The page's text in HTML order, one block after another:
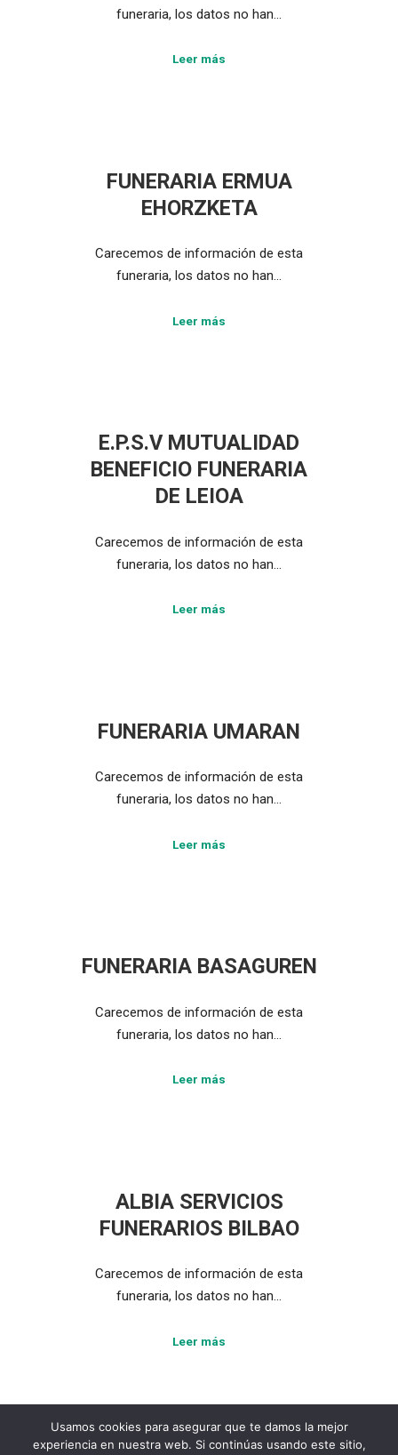
funeraria, los datos no han…
Leer más
FUNERARIA ERMUA
EHORZKETA
Carecemos de información de esta
funeraria, los datos no han…
Leer más
E.P.S.V MUTUALIDAD
BENEFICIO FUNERARIA
DE LEIOA
Carecemos de información de esta
funeraria, los datos no han…
Leer más
FUNERARIA UMARAN
Carecemos de información de esta
funeraria, los datos no han…
Leer más
FUNERARIA BASAGUREN
Carecemos de información de esta
funeraria, los datos no han…
Leer más
ALBIA SERVICIOS
FUNERARIOS BILBAO
Carecemos de información de esta
funeraria, los datos no han…
Leer más
Usamos cookies para asegurar que te damos la mejor
experiencia en nuestra web. Si continúas usando este sitio,